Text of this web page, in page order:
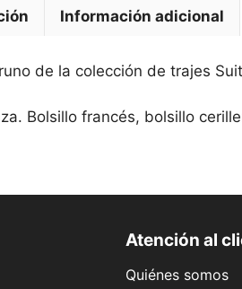
Información adicional
de la colección de trajes
Bolsillo francés, bolsillo
Atención al
Quiénes somos